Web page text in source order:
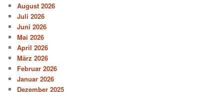
August 2026
Juli 2026
Juni 2026
Mai 2026
April 2026
März 2026
Februar 2026
Januar 2026
Dezember 2025